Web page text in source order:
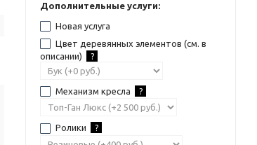
Дополнительные услуги:
Новая услуга
Цвет деревянных элементов (см. в
описании)
?
Механизм кресла ?
Ролики ?